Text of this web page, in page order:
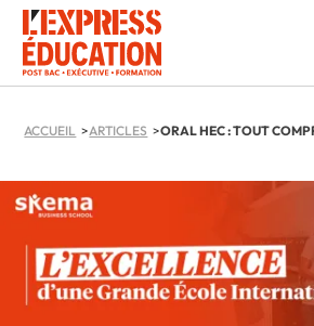
ACCUEIL ARTICLES